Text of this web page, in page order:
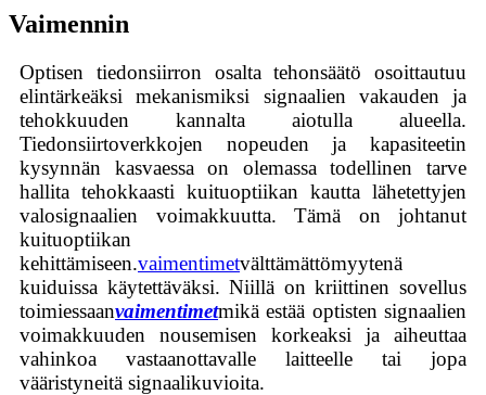
Vaimennin
Optisen tiedonsiirron osalta tehonsäätö osoittautuu
elintärkeäksi mekanismiksi signaalien vakauden ja
tehokkuuden kannalta aiotulla alueella.
Tiedonsiirtoverkkojen nopeuden ja kapasiteetin
kysynnän kasvaessa on olemassa todellinen tarve
hallita tehokkaasti kuituoptiikan kautta lähetettyjen
valosignaalien voimakkuutta. Tämä on johtanut
kuituoptiikan
kehittämiseen.vaimentimetvälttämättömyytenä
kuiduissa käytettäväksi. Niillä on kriittinen sovellus
toimiessaanvaimentimetmikä estää optisten signaalien
voimakkuuden nousemisen korkeaksi ja aiheuttaa
vahinkoa vastaanottavalle laitteelle tai jopa
vääristyneitä signaalikuvioita.